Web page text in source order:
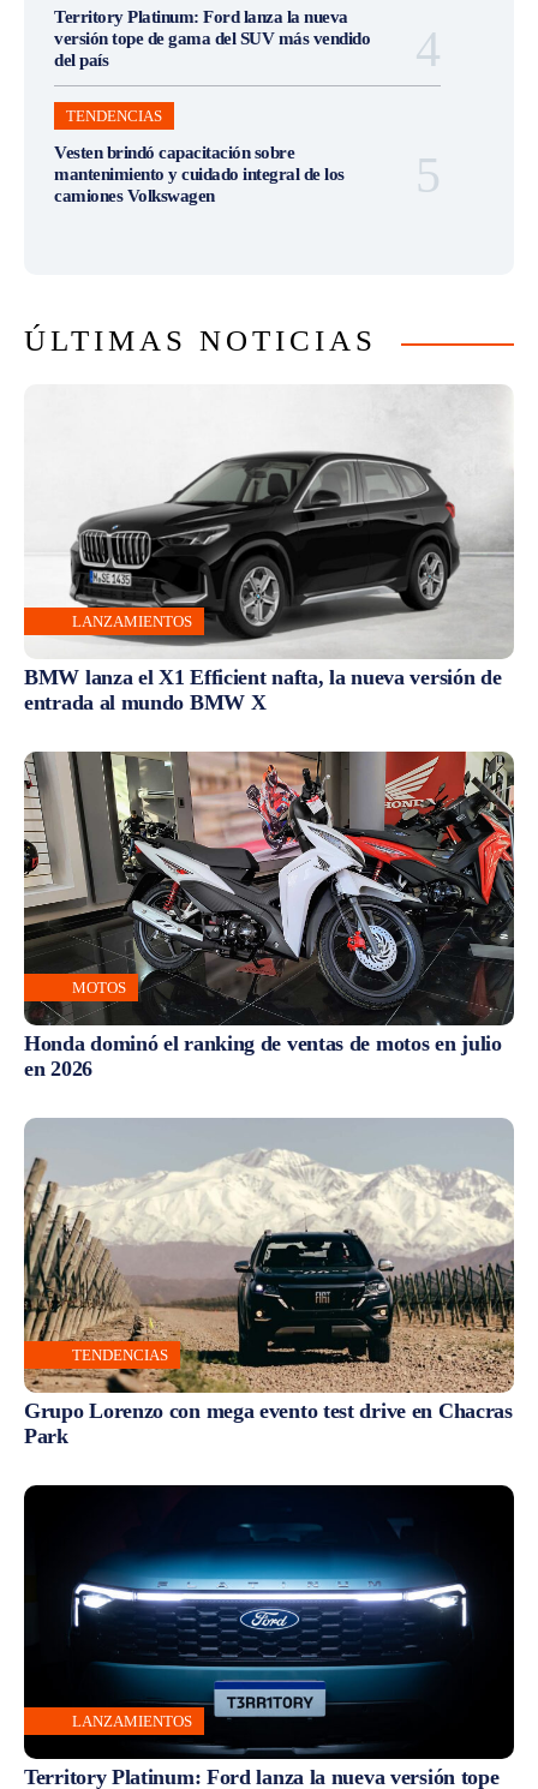
Territory Platinum: Ford lanza la nueva
versión tope de gama del SUV más vendido
del país
TENDENCIAS
Vesten brindó capacitación sobre
mantenimiento y cuidado integral de los
camiones Volkswagen
ÚLTIMAS NOTICIAS
LANZAMIENTOS
BMW lanza el X1 Efficient nafta, la nueva versión de
entrada al mundo BMW X
MOTOS
Honda dominó el ranking de ventas de motos en julio
en 2026
TENDENCIAS
Grupo Lorenzo con mega evento test drive en Chacras
Park
LANZAMIENTOS
Territory Platinum: Ford lanza la nueva versión tope